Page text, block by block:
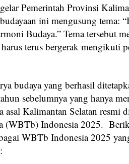
Pemerintah Provinsi
ini mengusung tema:
Budaya.” Tema tersebut
terus bergerak mengikuti
budaya yang berhasil
sebelumnya yang hanya
asal Kalimantan Selatan resmi
(WBTb) Indonesia 2025.
WBTb Indonesia 2025